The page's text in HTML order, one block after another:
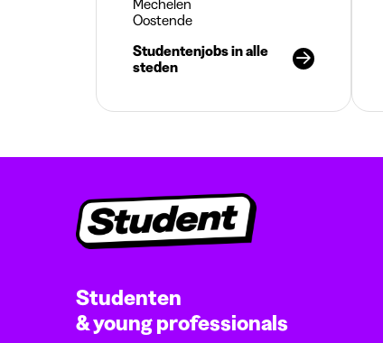
Mechelen
Oostende
Studentenjobs in alle
steden
Studenten
& young professionals